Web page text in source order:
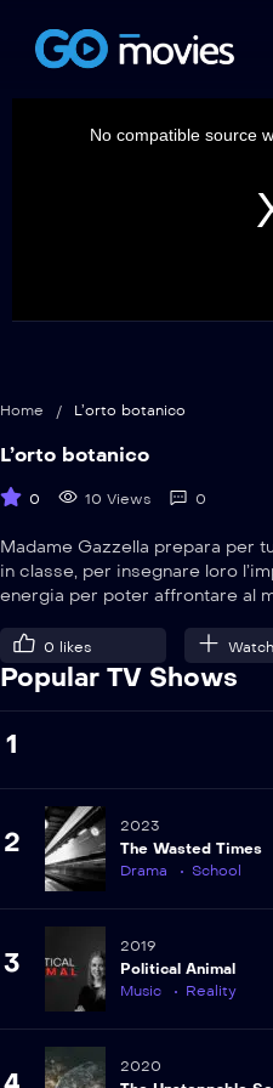
No compatible source
Home / L’orto botanico
L’orto botanico
0 10 Views 0
Madame Gazzella prepara per
in classe, per insegnare loro
energia per poter affrontare al
0 likes
Popular TV Shows
1
2
2023
The Wasted Times
Drama
School
3
2019
Political Animal
Music
Reality
2020